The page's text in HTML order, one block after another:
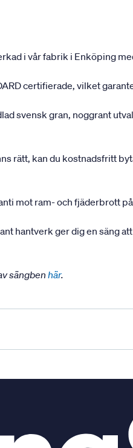
i vår fabrik i Enköping
certifierade, vilket
svensk gran, noggrant
rätt, kan du kostnadsfritt
mot ram- och fjäderbrott på
hantverk ger dig en säng
sängben här.